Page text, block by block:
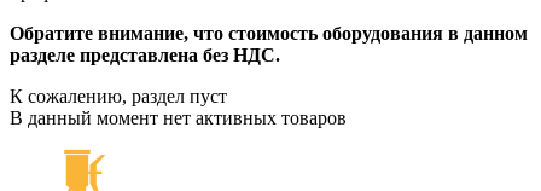
Обратите внимание, что стоимость оборудования в данном
разделе представлена без НДС.
К сожалению, раздел пуст
В данный момент нет активных товаров